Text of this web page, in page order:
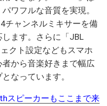
ワフルな音質を実現。
チャンネルミキサーを備
ます。さらに「JBL
クト設定などもスマホ
から音楽好きまで幅広
なっています。
スピーカーもここまで来